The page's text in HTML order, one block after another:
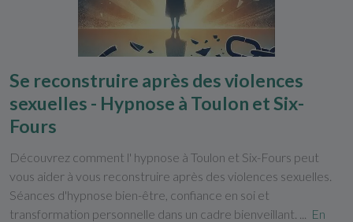
Se reconstruire après des violences
sexuelles - Hypnose à Toulon et Six-
Fours
Découvrez comment l' hypnose à Toulon et Six-Fours peut
vous aider à vous reconstruire après des violences sexuelles.
Séances d'hypnose bien-être, confiance en soi et
transformation personnelle dans un cadre bienveillant. ...
En